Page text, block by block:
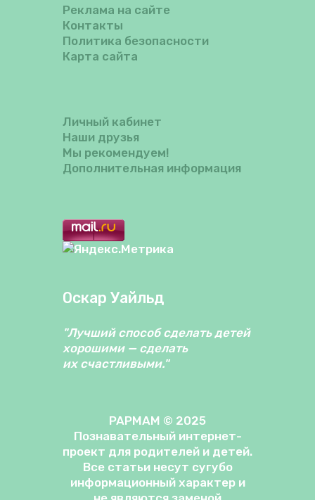
Реклама на сайте
Контакты
Политика безопасности
Карта сайта
Личный кабинет
Наши друзья
Мы рекомендуем!
Дополнительная информация
Оскар Уайльд
"Лучший способ сделать детей
хорошими — сделать
их счастливыми."
PAPMAM © 2025
Познавательный интернет-
проект для родителей и детей.
Все статьи несут сугубо
информационный характер и